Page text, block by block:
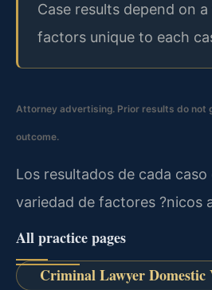
Case results depend on
factors unique to each
Attorney advertising. Prior results do not
outcome.
Los resultados de cada
variedad de factores ?nicos
All practice pages
Criminal Lawyer Domestic